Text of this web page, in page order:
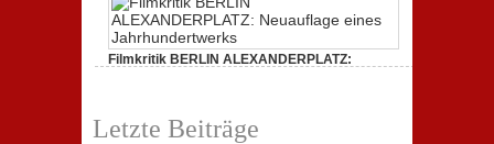
unmissverständlich.
zur
dreht
durch
Filmkritik BERLIN ALEXANDERPLATZ:
Letzte Beiträge